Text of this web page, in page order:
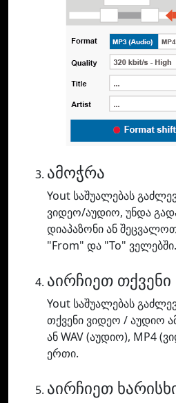
ამოჭრა
Yout საშუალებას
ვიდეო/აუდიო, უნდა
დიაპაზონი ან
"From" და "To" ველებში.
აირჩიეთ
Yout საშუალებას
თქვენი ვიდეო / აუდიო
ან WAV (აუდიო), MP4
ერთი.
აირჩიეთ